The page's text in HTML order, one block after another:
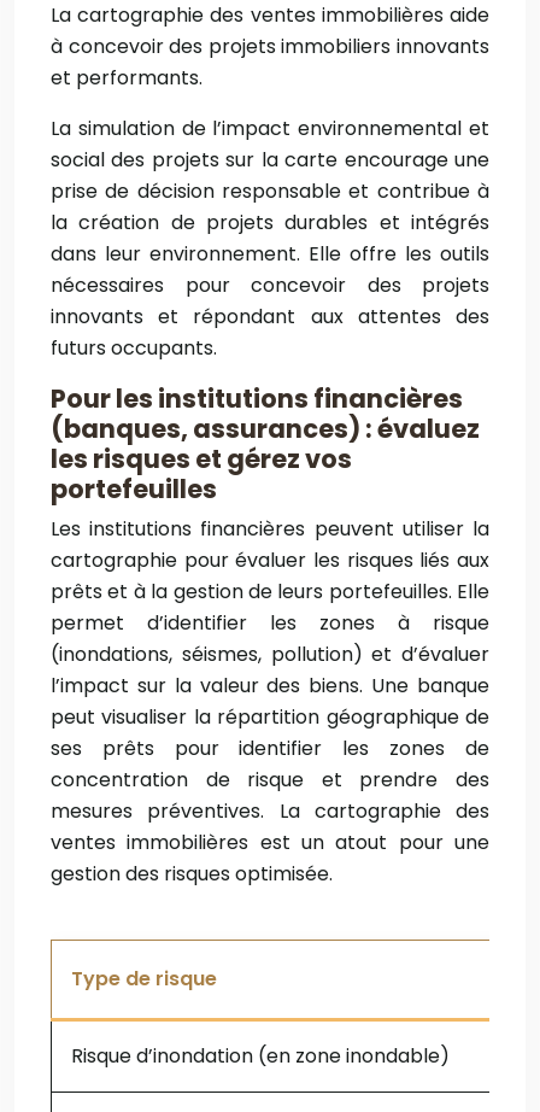
La cartographie des ventes immobilières aide
à concevoir des projets immobiliers innovants
et performants.
La simulation de l’impact environnemental et
social des projets sur la carte encourage une
prise de décision responsable et contribue à
la création de projets durables et intégrés
dans leur environnement. Elle offre les outils
nécessaires pour concevoir des projets
innovants et répondant aux attentes des
futurs occupants.
Pour les institutions financières
(banques, assurances) : évaluez
les risques et gérez vos
portefeuilles
Les institutions financières peuvent utiliser la
cartographie pour évaluer les risques liés aux
prêts et à la gestion de leurs portefeuilles. Elle
permet d’identifier les zones à risque
(inondations, séismes, pollution) et d’évaluer
l’impact sur la valeur des biens. Une banque
peut visualiser la répartition géographique de
ses prêts pour identifier les zones de
concentration de risque et prendre des
mesures préventives. La cartographie des
ventes immobilières est un atout pour une
gestion des risques optimisée.
Type de risque
Risque d’inondation (en zone inondable)